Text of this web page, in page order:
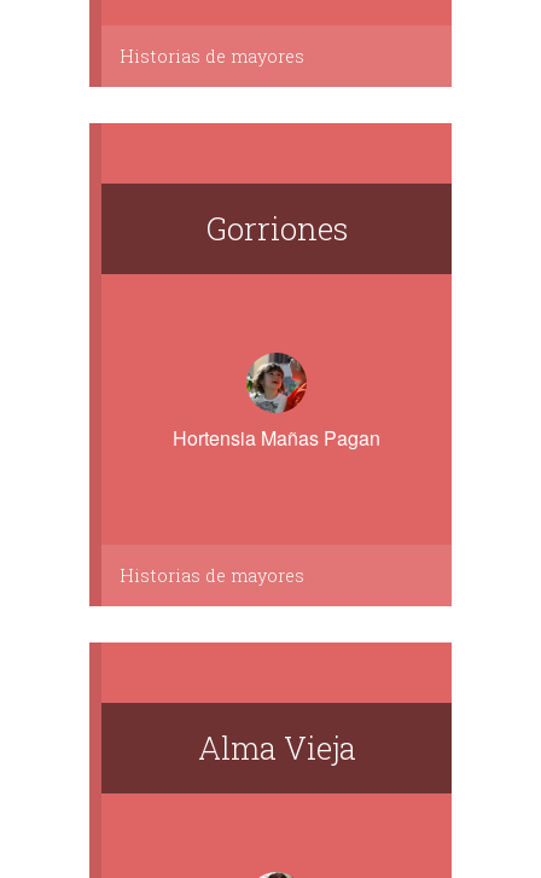
Historias de mayores
Gorriones
Hortensia Mañas Pagan
Historias de mayores
Alma Vieja